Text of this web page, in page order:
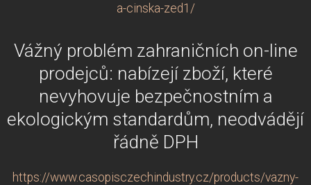
a-cinska-zed1/
Vážný problém zahraničních on-line
prodejců: nabízejí zboží, které
nevyhovuje bezpečnostním a
ekologickým standardům, neodvádějí
řádně DPH
https://www.casopisczechindustry.cz/products/vazny-